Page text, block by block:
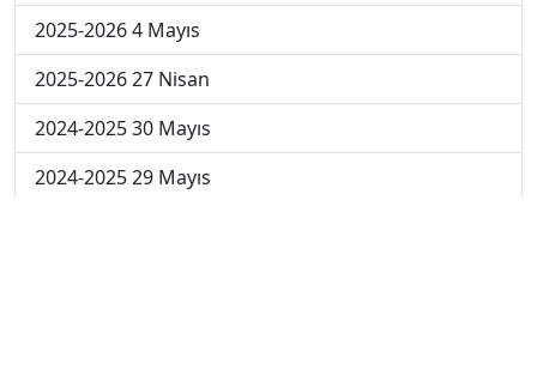
2025-2026 4 Mayıs
2025-2026 27 Nisan
2024-2025 30 Mayıs
2024-2025 29 Mayıs